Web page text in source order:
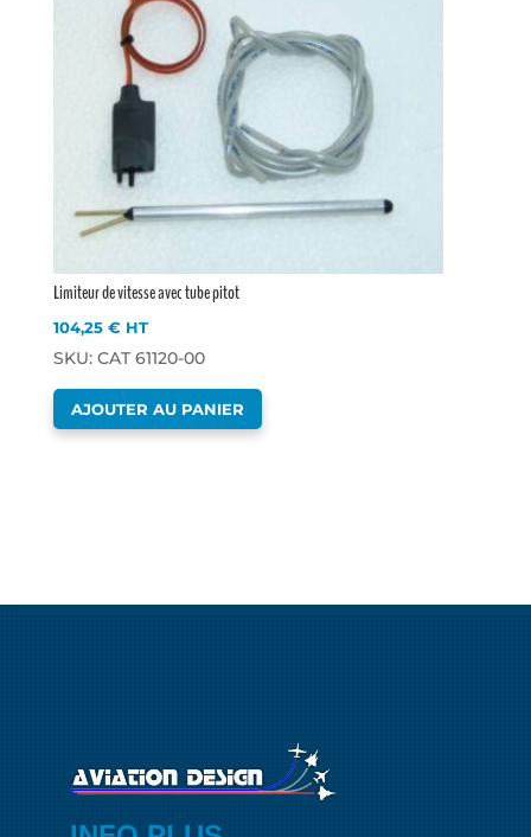
Limiteur de vitesse avec tube pitot
104,25€ HT
SKU: CAT 61120-00
AJOUTER AU PANIER